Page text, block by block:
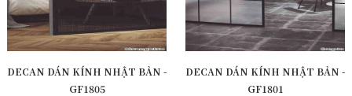
DECAN DÁN KÍNH NHẬT BẢN -
GF1805
DECAN DÁN KÍNH NHẬT BẢN -
GF1801